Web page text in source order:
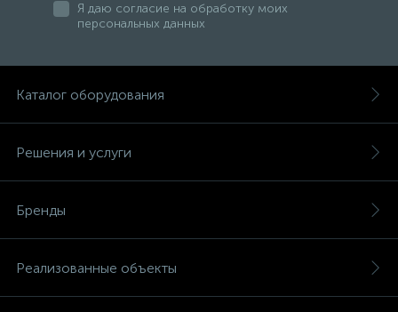
Я даю согласие на обработку моих
персональных данных
Каталог оборудования
Решения и услуги
Бренды
Реализованные объекты